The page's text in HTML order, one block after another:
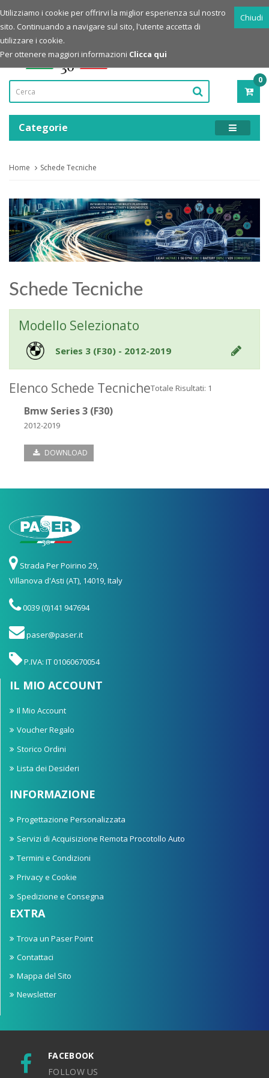
Login
Registrazione
Powered by
0
-
Categorie
Home Schede Tecniche
Schede Tecniche
Modello Selezionato
Series 3 (F30) - 2012-2019
Elenco Schede TecnicheTotale Risultati: 1
Bmw Series 3 (F30)
2012-2019
DOWNLOAD
Strada Per Poirino 29,
Villanova d'Asti (AT), 14019, Italy
0039 (0)141 947694
paser@paser.it
P.IVA: IT 01060670054
IL MIO ACCOUNT
Il Mio Account
Voucher Regalo
Storico Ordini
Lista dei Desideri
INFORMAZIONE
Progettazione Personalizzata
Servizi di Acquisizione Remota Procotollo Auto
Termini e Condizioni
Privacy e Cookie
Spedizione e Consegna
EXTRA
Trova un Paser Point
Contattaci
Mappa del Sito
Newsletter
FACEBOOK
FOLLOW US
Chiudi
Utilizziamo i cookie per offrirvi la miglior esperienza sul nostro
sito. Continuando a navigare sul sito, l'utente accetta di
utilizzare i cookie.
Per ottenere maggiori informazioni Clicca qui